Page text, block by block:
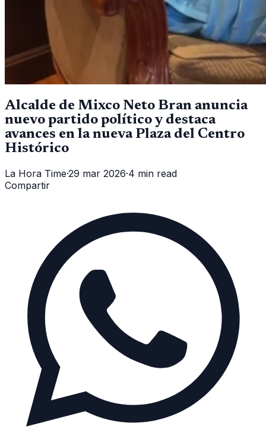
Alcalde de Mixco Neto Bran anuncia
nuevo partido político y destaca
avances en la nueva Plaza del Centro
Histórico
La Hora Time·29 mar 2026·4 min read
Compartir